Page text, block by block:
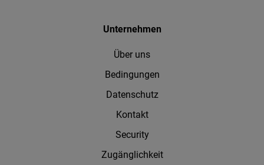
Unternehmen
Über uns
Bedingungen
Datenschutz
Kontakt
Security
Zugänglichkeit